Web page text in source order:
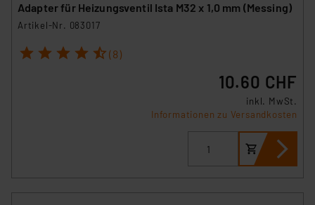
Adapter für Heizungsventil Ista M32 x 1,0 mm (Messing)
Artikel-Nr. 083017
1 2 3 4 5 (8)
10.60 CHF
inkl. MwSt.
Informationen zu Versandkosten